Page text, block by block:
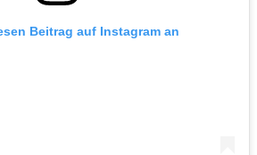
Beitrag auf Instagram an